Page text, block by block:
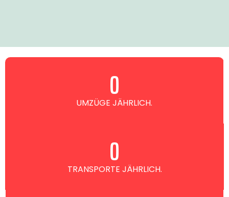
UMZÜGE JÄHRLICH.
0
TRANSPORTE JÄHRLICH.
0